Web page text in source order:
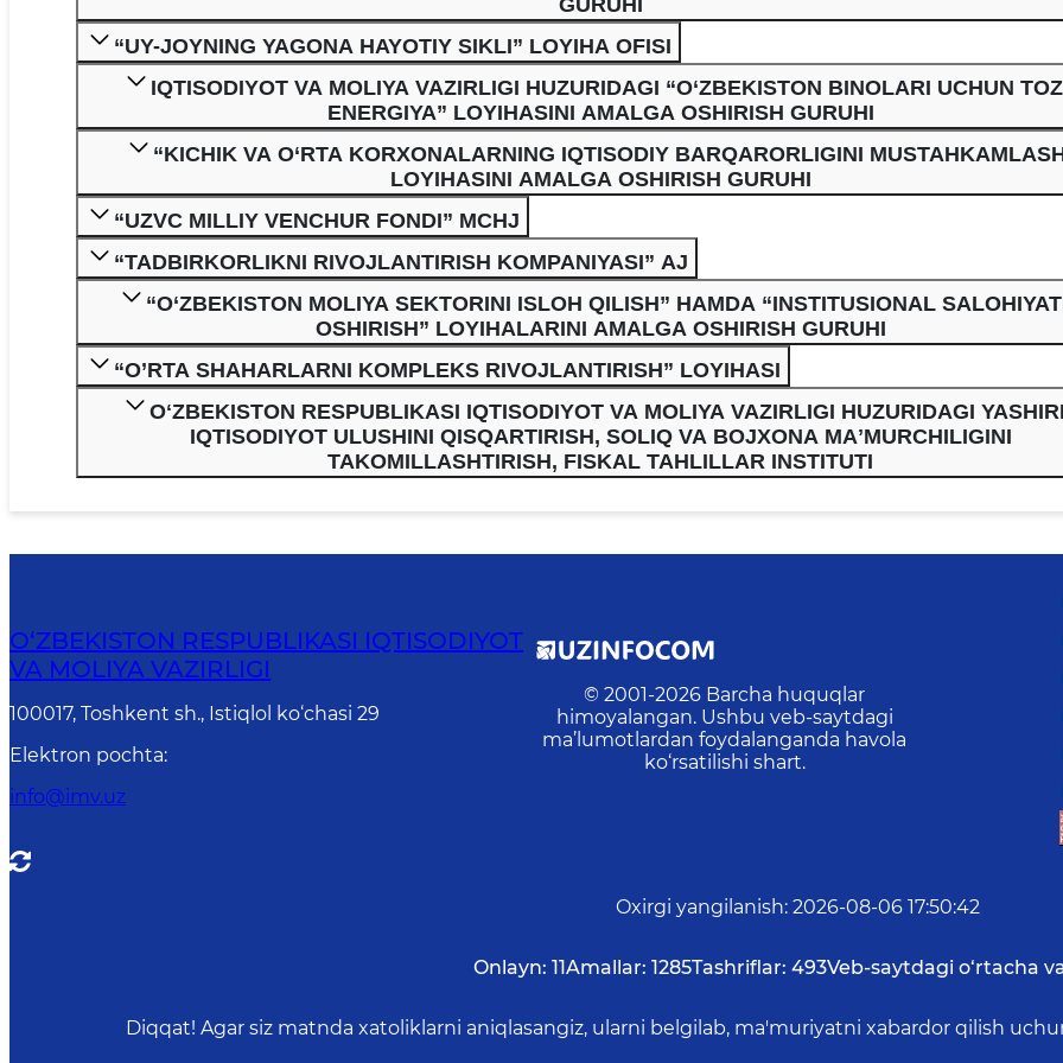
GURUHI
“UY-JOYNING YAGONA HAYOTIY SIKLI” LOYIHA OFISI
IQTISODIYOT VA MOLIYA VAZIRLIGI HUZURIDAGI “O‘ZBEKISTON BINOLARI UCHUN
ENERGIYA” LOYIHASINI AMALGA OSHIRISH GURUHI
“KICHIK VA O‘RTA KORXONALARNING IQTISODIY BARQARORLIGINI
LOYIHASINI AMALGA OSHIRISH GURUHI
“UZVC MILLIY VENCHUR FONDI” MCHJ
“TADBIRKORLIKNI RIVOJLANTIRISH KOMPANIYASI” AJ
“O‘ZBEKISTON MOLIYA SEKTORINI ISLOH QILISH” HAMDA “INSTITUSIONAL
OSHIRISH” LOYIHALARINI AMALGA OSHIRISH GURUHI
“O’RTA SHAHARLARNI KOMPLEKS RIVOJLANTIRISH” LOYIHASI
OʻZBEKISTON RESPUBLIKASI IQTISODIYOT VA MOLIYA VAZIRLIGI HUZURIDAGI
IQTISODIYOT ULUSHINI QISQARTIRISH, SOLIQ VA BOJXONA MAʼMURCHILIGINI
TAKOMILLASHTIRISH, FISKAL TAHLILLAR INSTITUTI
O‘ZBEKISTON RESPUBLIKASI IQTISODIYOT
VA MOLIYA VAZIRLIGI
100017, Toshkent sh., Istiqlol ko‘chasi 29
Elektron pochta:
info@imv.uz
© 2001-2026 Barcha huquqlar
himoyalangan. Ushbu veb-saytdagi
ma’lumotlardan foydalanganda havola
ko‘rsatilishi shart.
Oxirgi yangilanish: 2026-08-06 17:50:42
Onlayn: 11Amallar: 1285Tashriflar: 493Veb-saytdagi o‘rtacha
Diqqat! Agar siz matnda xatoliklarni aniqlasangiz, ularni belgilab, ma'muriyatni xabardor qilish